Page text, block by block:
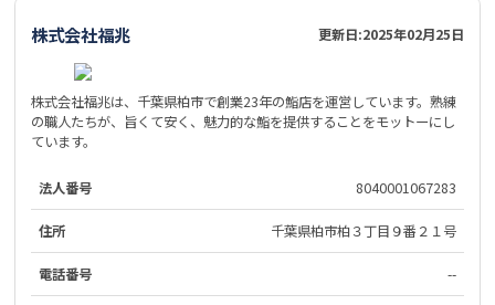
株式会社福兆 更新日:2025年02月25日
株式会社福兆は、千葉県柏市で創業23年の鮨店を運営しています。熟練
の職人たちが、旨くて安く、魅力的な鮨を提供することをモットーにし
ています。
法人番号 8040001067283
住所 千葉県柏市柏３丁目９番２１号
電話番号 --